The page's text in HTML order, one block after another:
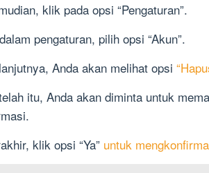
klik pada opsi “Pengaturan”.
pengaturan, pilih opsi “Akun”.
Anda akan melihat opsi
itu, Anda akan diminta untuk
klik opsi “Ya” untuk